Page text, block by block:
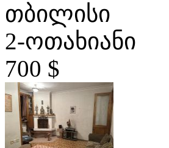
თბილისი
2-ოთახიანი
700 $